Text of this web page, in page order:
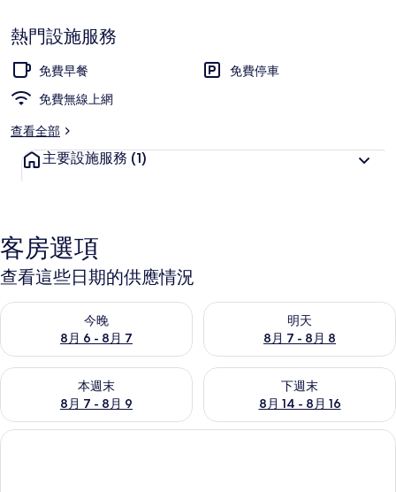
熱門設施服務
免費早餐
免費停車
免費無線上網
查看全部
主要設施服務 (1)
客房選項
查看這些日期的供應情況
今晚
8月 6 - 8月 7
查看今晚 (8月 6 - 8月 7) 的供應情況
明天
8月 7 - 8月 8
查看明天 (8月 7 - 8月 8) 的供
本週末
8月 7 - 8月 9
查看本週末 (8月 7 - 8月 9) 的供應情況
下週末
8月 14 - 8月 16
查看下週末 (8月 14 - 8月 16)